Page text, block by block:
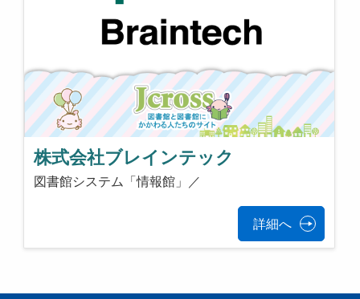
株式会社ブレインテック
図書館システム「情報館」／
詳細へ